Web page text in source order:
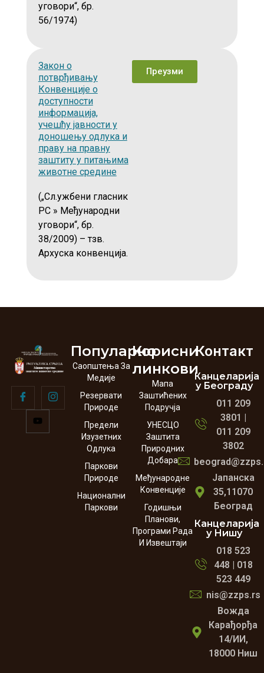
уговори“, бр.
56/1974)
Закон о
потврђивању
Конвенције о
доступности
информација,
учешћу јавности у
доношењу одлука и
праву на правну
заштиту у питањима
животне средине
(„Сл.ужбени гласник
РС » Међународни
уговори“, бр.
38/2009) – тзв.
Архуска конвенција.
Преузми
Популарно
Саопштења За
Медије
Резервати
Природе
Предели
Изузетних
Одлука
Паркови
Природе
Национални
Паркови
Корисни
линкови
Мапа
Заштићених
Подручја
УНЕСЦО
Заштита
Природних
Добара
Међународне
Конвенције
Годишњи
Планови,
Програми Рада
И Извештаји
Контакт
Канцеларија
у Београду
011 209
3801 |
011 209
3802
Јапанска
35,11070
Београд
Канцеларија
у Нишу
018 523
448 | 018
523 449
nis@zzps.rs
Вожда
Карађорђа
14/ИИ,
18000 Ниш